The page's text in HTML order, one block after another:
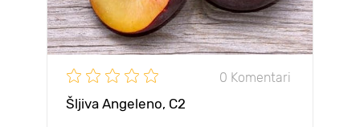
0 Komentari
Šljiva Angeleno, C2